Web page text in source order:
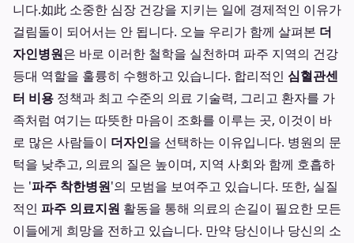
니다.如此 소중한 심장 건강을 지키는 일에 경제적인 이유가
걸림돌이 되어서는 안 됩니다. 오늘 우리가 함께 살펴본 더
자인병원은 바로 이러한 철학을 실천하며 파주 지역의 건강
등대 역할을 훌륭히 수행하고 있습니다. 합리적인 심혈관센
터 비용 정책과 최고 수준의 의료 기술력, 그리고 환자를 가
족처럼 여기는 따뜻한 마음이 조화를 이루는 곳, 이것이 바
로 많은 사람들이 더자인을 선택하는 이유입니다. 병원의 문
턱을 낮추고, 의료의 질은 높이며, 지역 사회와 함께 호흡하
는 '파주 착한병원'의 모범을 보여주고 있습니다. 또한, 실질
적인 파주 의료지원 활동을 통해 의료의 손길이 필요한 모든
이들에게 희망을 전하고 있습니다. 만약 당신이나 당신의 소